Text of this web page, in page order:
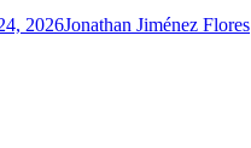
2026Jonathan Jiménez Flores